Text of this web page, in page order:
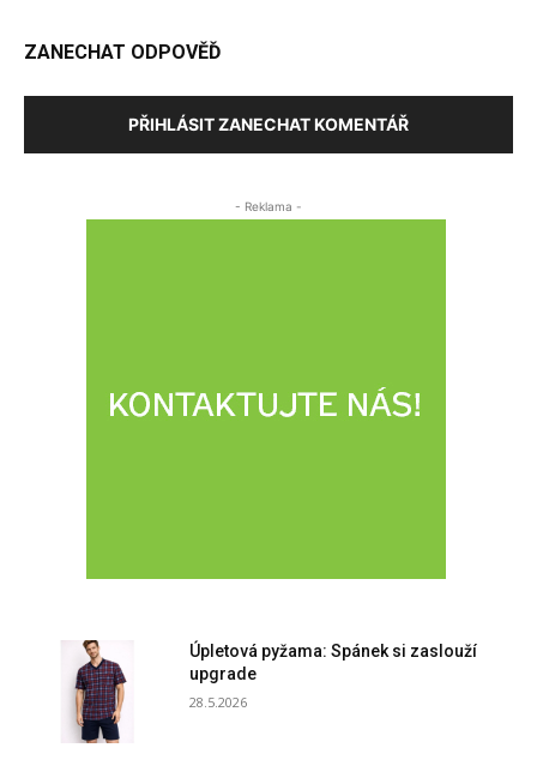
ZANECHAT ODPOVĚĎ
PŘIHLÁSIT ZANECHAT KOMENTÁŘ
- Reklama -
Úpletová pyžama: Spánek si zaslouží
upgrade
28.5.2026